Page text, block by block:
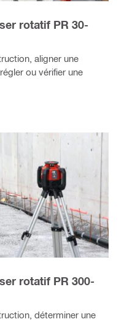
rotatif PR 30-
aligner une
ou vérifier une
rotatif PR 300-
déterminer une